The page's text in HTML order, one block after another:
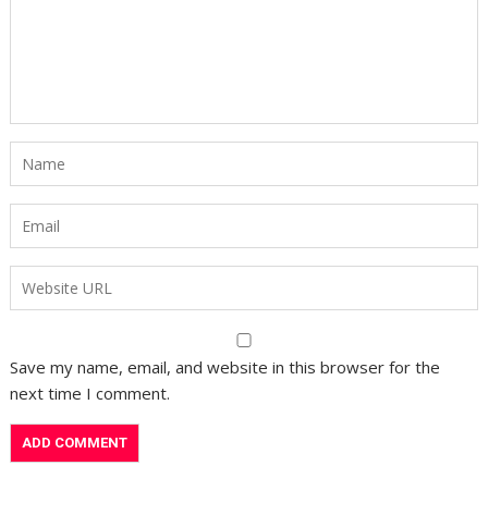
Save my name, email, and website in this browser for the
next time I comment.